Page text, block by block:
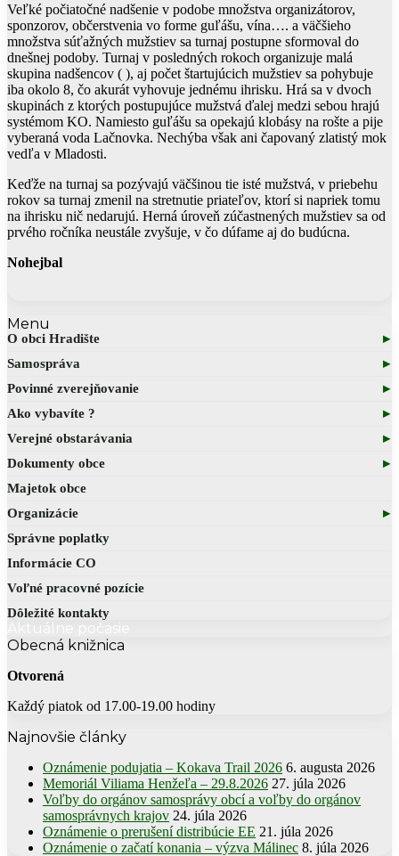
Veľké počiatočné nadšenie v podobe množstva organizátorov,
sponzorov, občerstvenia vo forme guľášu, vína…. a väčšieho
množstva súťažných mužstiev sa turnaj postupne sformoval do
dnešnej podoby. Turnaj v posledných rokoch organizuje malá
skupina nadšencov ( ), aj počet štartujúcich mužstiev sa pohybuje
iba okolo 8, čo akurát vyhovuje jednému ihrisku. Hrá sa v dvoch
skupinách z ktorých postupujúce mužstvá ďalej medzi sebou hrajú
systémom KO. Namiesto guľášu sa opekajú klobásy na rošte a pije
vyberaná voda Lačnovka. Nechýba však ani čapovaný zlatistý mok
vedľa v Mladosti.
Keďže na turnaj sa pozývajú väčšinou tie isté mužstvá, v priebehu
rokov sa turnaj zmenil na stretnutie priateľov, ktorí si napriek tomu
na ihrisku nič nedarujú. Herná úroveň zúčastnených mužstiev sa od
prvého ročníka neustále zvyšuje, v čo dúfame aj do budúcna.
Nohejbal
Menu
O obci Hradište
Profil obce
Obecné symboly
Kultúra
Šport
Samospráva
Starosta obce
Zamestnanci obce
Hlavný kontrolór
Obecní poslanci a komisie
Zasadnutia OcZ
Povinné zverejňovanie
Zmluvy
Faktúry
Objednávky
Ako vybavíte ?
Výrub drevín
Dane a poplatky
Evidencia obyvateľov
Overovanie dokumentov
Sťažnosti a žiadosti
Sociálna pomoc
Elektronické služby
Verejné obstarávania
Profil verejného obstarávateľa
Dokumenty obce
Všeobecné záväzné nariadenia
Ekonomické dokumenty
Rozpočet obce
Rozvojové dokumenty
Smernice
Ostatné dokumenty
Organizačná štruktúra
Majetok obce
Organizácie
Správne poplatky
Informácie CO
Voľné pracovné pozície
Dôležité kontakty
Aktuálne počasie
Obecná knižnica
Otvorená
Každý piatok od 17.00-19.00 hodiny
Najnovšie články
Oznámenie podujatia – Kokava Trail 2026 6. augusta 2026
Memoriál Viliama Henžeľa – 29.8.2026 27. júla 2026
Voľby do orgánov samosprávy obcí a voľby do orgánov
samosprávnych krajov 24. júla 2026
Oznámenie o prerušení distribúcie EE 21. júla 2026
Oznámenie o začatí konania – výzva Málinec 8. júla 2026